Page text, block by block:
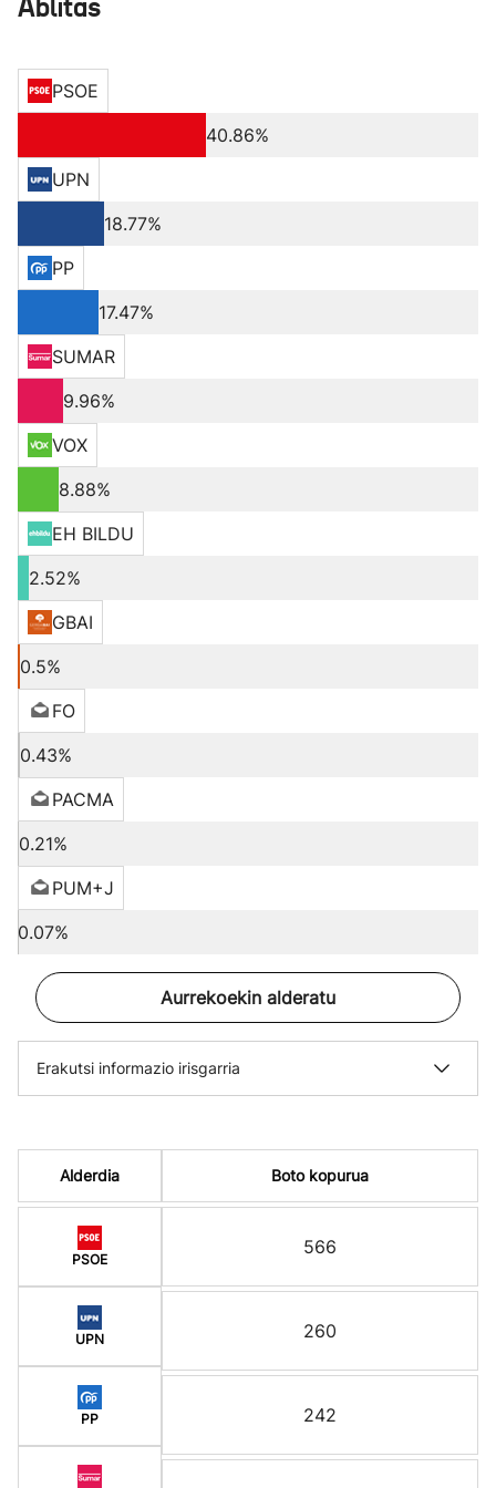
Ablitas
PSOE
40.86%
UPN
18.77%
PP
17.47%
SUMAR
9.96%
VOX
8.88%
EH BILDU
2.52%
GBAI
0.5%
FO
0.43%
PACMA
0.21%
PUM+J
0.07%
Aurrekoekin alderatu
Erakutsi informazio irisgarria
Alderdia
PSOE
UPN
PP
Boto kopurua
566
260
242